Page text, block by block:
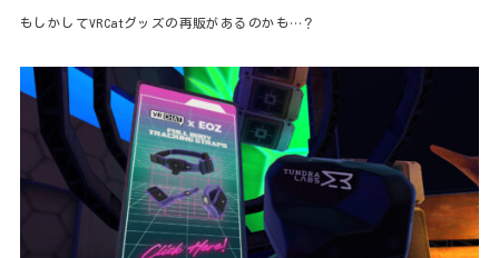
もしかしてVRCatグッズの再販があるのかも…？